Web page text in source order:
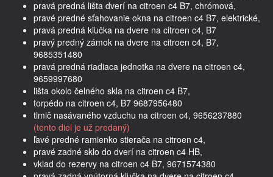
pravá predná lišta dverí na citroen c4 B7, chrómová,
pravé predné sťahovanie okna na citroen c4 B7, elektrické,
pravá predná kľučka na dvere na citroen c4, B7
pravý predný zámok na dvere na citroen c4, B7,
9685351480
pravá predná riadiaca jednotka na dvere na citroen c4,
9659997680
lišta okolo čelného skla na citroen c4 B7,
torpédo na citroen c4, B7 9687956480
tlmič nasávaného vzduchu na citroen c4, 9656237880
(tento diel je už predaný)
ľavé predné ramienko stierača na citroen c4,
pravé zadné sklo do dverí na citroen c4 HB,
vklad do rezervy na citroen c4 B7, 9671574380